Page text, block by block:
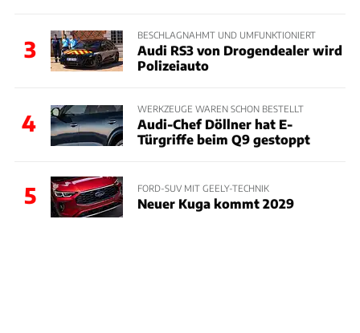
3
BESCHLAGNAHMT UND UMFUNKTIONIERT
Audi RS3 von Drogendealer wird
Polizeiauto
4
WERKZEUGE WAREN SCHON BESTELLT
Audi-Chef Döllner hat E-
Türgriffe beim Q9 gestoppt
5 FORD-SUV MIT GEELY-TECHNIK
Neuer Kuga kommt 2029